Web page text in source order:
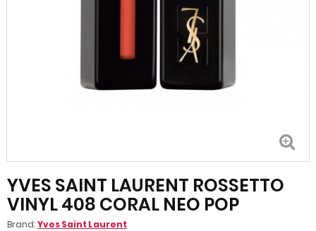
YVES SAINT LAURENT ROSSETTO
VINYL 408 CORAL NEO POP
Brand:Yves Saint Laurent